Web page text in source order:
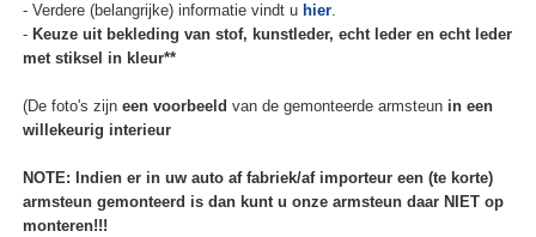
- Verdere (belangrijke) informatie vindt u hier.
- Keuze uit bekleding van stof, kunstleder, echt leder en echt leder
met stiksel in kleur**
(De foto's zijn een voorbeeld van de gemonteerde armsteun in een
willekeurig interieur
NOTE: Indien er in uw auto af fabriek/af importeur een (te korte)
armsteun gemonteerd is dan kunt u onze armsteun daar NIET op
monteren!!!